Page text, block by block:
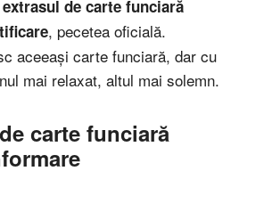
extrasul de carte funciară
, pecetea oficială.
aceeași carte funciară, dar cu
mai relaxat, altul mai solemn.
carte funciară